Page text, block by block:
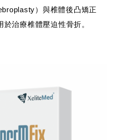
）與椎體後凸矯正
治療椎體壓迫性骨折。